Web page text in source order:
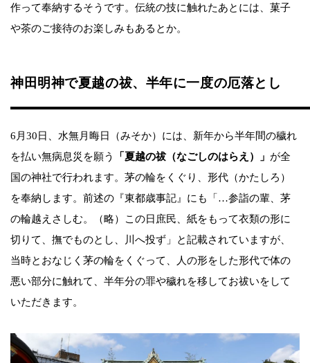
作って奉納するそうです。伝統の技に触れたあとには、菓子
や茶のご接待のお楽しみもあるとか。
神田明神で夏越の祓、半年に一度の厄落とし
6月30日、水無月晦日（みそか）には、新年から半年間の穢れ
を払い無病息災を願う
「夏越の祓（なごしのはらえ）」 が全
国の神社で行われます。茅の輪をくぐり、形代（かたしろ）
を奉納します。前述の『東都歳事記』にも「…参詣の輩、茅
の輪越えさしむ。（略）この日庶民、紙をもって衣類の形に
切りて、撫でものとし、川へ投ず」と記載されていますが、
当時とおなじく茅の輪をくぐって、人の形をした形代で体の
悪い部分に触れて、半年分の罪や穢れを移してお祓いをして
いただきます。